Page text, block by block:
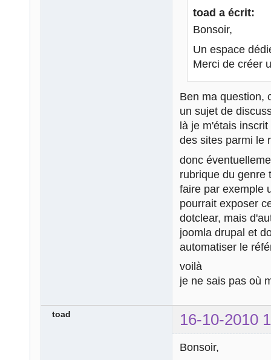
toad a écrit:
Bonsoir,
Un espace
Merci de créer
Ben ma question,
un sujet de
là je m'étais
des sites parmi le
donc
rubrique du genre
faire par exemple
pourrait exposer
dotclear, mais
joomla drupal et
automatiser le
voilà
je ne sais pas où
toad 16-10-2010
Bonsoir,